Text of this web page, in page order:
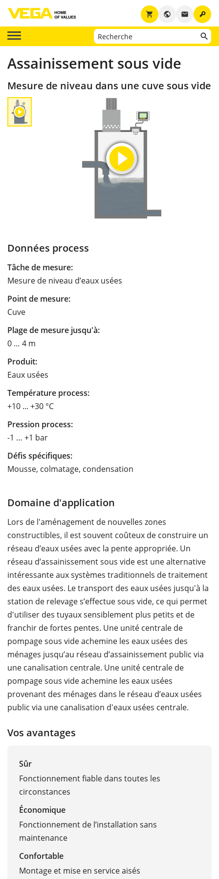
key
email
public
shopping_cart
Assainissement sous vide
Mesure de niveau dans une cuve sous vide
Données process
Tâche de mesure:
Mesure de niveau d’eaux usées
Point de mesure:
Cuve
Plage de mesure jusqu'à:
0 … 4 m
Produit:
Eaux usées
Température process:
+10 ... +30 °C
Pression process:
-1 … +1 bar
Défis spécifiques:
Mousse, colmatage, condensation
Domaine d'application
Lors de l'aménagement de nouvelles zones
constructibles, il est souvent coûteux de construire un
réseau d’eaux usées avec la pente appropriée. Un
réseau d’assainissement sous vide est une alternative
intéressante aux systèmes traditionnels de traitement
des eaux usées. Le transport des eaux usées jusqu'à la
station de relevage s’effectue sous vide, ce qui permet
d'utiliser des tuyaux sensiblement plus petits et de
franchir de fortes pentes. Une unité centrale de
pompage sous vide achemine les eaux usées des
ménages jusqu’au réseau d’assainissement public via
une canalisation centrale. Une unité centrale de
pompage sous vide achemine les eaux usées
provenant des ménages dans le réseau d’eaux usées
public via une canalisation d'eaux usées centrale.
Vos avantages
Sûr
Fonctionnement fiable dans toutes les
circonstances
Économique
Fonctionnement de l’installation sans
maintenance
Confortable
Montage et mise en service aisés